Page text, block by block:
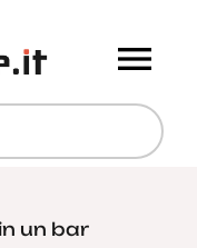
un bar